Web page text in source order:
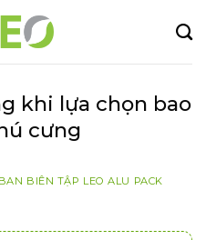
khi lựa chọn bao
cưng
BAN BIÊN TẬP LEO ALU PACK